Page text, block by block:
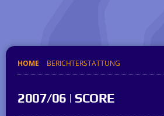
HOME BERICHTERSTATTUNG
2007/06 | SCORE